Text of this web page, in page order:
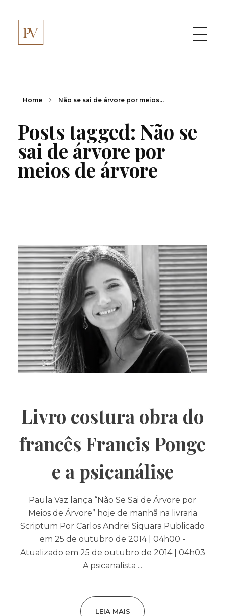
Home Não se sai de árvore por meios...
Posts tagged: Não se
sai de árvore por
meios de árvore
Livro costura obra do
francês Francis Ponge
e a psicanálise
Paula Vaz lança “Não Se Sai de Árvore por
Meios de Árvore” hoje de manhã na livraria
Scriptum Por Carlos Andrei Siquara Publicado
em 25 de outubro de 2014 | 04h00 -
Atualizado em 25 de outubro de 2014 | 04h03
A psicanalista ...
LEIA MAIS